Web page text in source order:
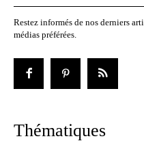
Restez informés de nos derniers
médias préférées.
Thématiques